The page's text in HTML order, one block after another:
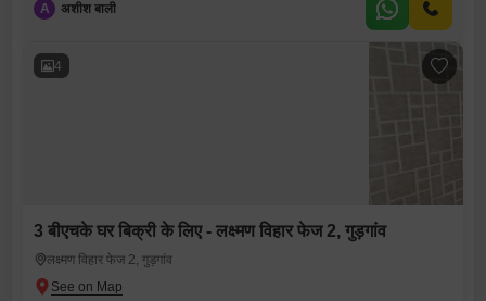
A अशीश बाली
4
3 बीएचके घर बिक्री के लिए - लक्ष्मण विहार फेज 2, गुड़गांव
लक्ष्मण विहार फेज 2, गुड़गांव